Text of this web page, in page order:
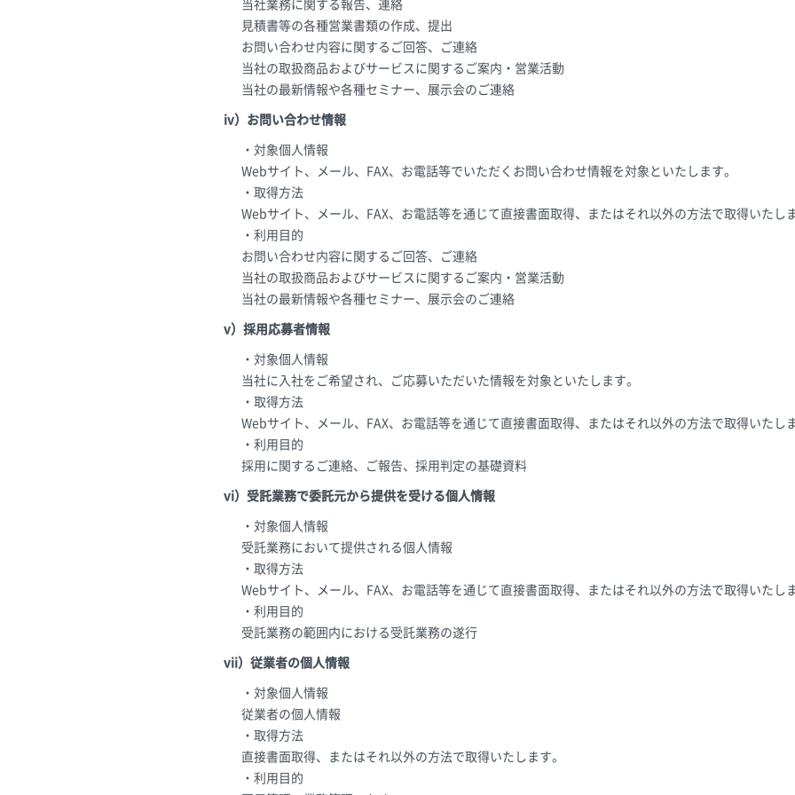
当社業務に関する報告、連絡
見積書等の各種営業書類の作成、提出
お問い合わせ内容に関するご回答、ご連絡
当社の取扱商品およびサービスに関するご案内・営業活動
当社の最新情報や各種セミナー、展示会のご連絡
iv）お問い合わせ情報
・対象個人情報
Webサイト、メール、FAX、お電話等でいただくお問い合わせ情報を対象といたします。
・取得方法
Webサイト、メール、FAX、お電話等を通じて直接書面取得、またはそれ以外の方法で取得いたし
・利用目的
お問い合わせ内容に関するご回答、ご連絡
当社の取扱商品およびサービスに関するご案内・営業活動
当社の最新情報や各種セミナー、展示会のご連絡
v）採用応募者情報
・対象個人情報
当社に入社をご希望され、ご応募いただいた情報を対象といたします。
・取得方法
Webサイト、メール、FAX、お電話等を通じて直接書面取得、またはそれ以外の方法で取得いたし
・利用目的
採用に関するご連絡、ご報告、採用判定の基礎資料
vi）受託業務で委託元から提供を受ける個人情報
・対象個人情報
受託業務において提供される個人情報
・取得方法
Webサイト、メール、FAX、お電話等を通じて直接書面取得、またはそれ以外の方法で取得いたし
・利用目的
受託業務の範囲内における受託業務の遂行
vii）従業者の個人情報
・対象個人情報
従業者の個人情報
・取得方法
直接書面取得、またはそれ以外の方法で取得いたします。
・利用目的